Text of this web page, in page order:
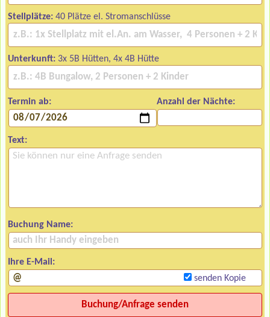
Stellplätze: 40 Plätze el. Stromanschlüsse
Unterkunft: 3x 5B Hütten, 4x 4B Hütte
Termin ab: Anzahl der Nächte:
Text:
Buchung Name:
Ihre E-Mail:
senden Kopie